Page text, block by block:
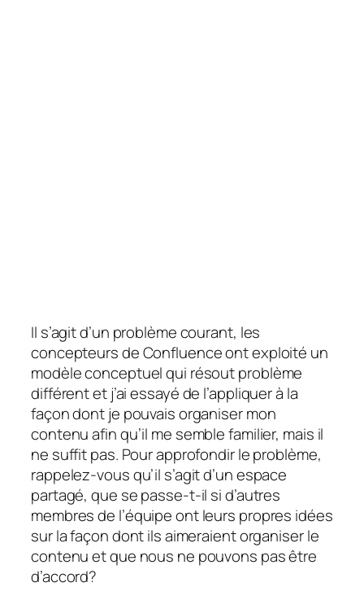
Il s’agit d’un problème courant, les
concepteurs de Confluence ont exploité un
modèle conceptuel qui résoutproblème
différentet j’ai essayé de l’appliquer à la
façon dont je pouvais organiser mon
contenu afin qu’il me semble familier, mais il
ne suffit pas. Pour approfondir le problème,
rappelez-vous qu’il s’agit d’un espace
partagé, que se passe-t-il si d’autres
membres de l’équipe ont leurs propres idées
sur la façon dont ils aimeraient organiser le
contenu et que nous ne pouvons pas être
d’accord?